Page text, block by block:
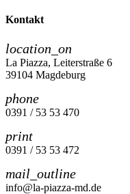
Kontakt
location_on
La Piazza, Leiterstraße 6
39104 Magdeburg
phone
0391 / 53 53 470
print
0391 / 53 53 472
mail_outline
info@la-piazza-md.de